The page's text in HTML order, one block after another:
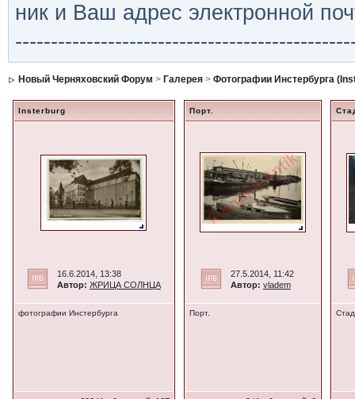
ник и Ваш адрес электронной
Новый Черняховский Форум > Галерея> Фотографии Инстербурга
Insterburg
16.6.2014, 13:38
Автор: ЖРИЦА СОЛНЦА
фотографии Инстербурга
Порт.
27.5.2014, 11:42
Автор: vladem
Порт.